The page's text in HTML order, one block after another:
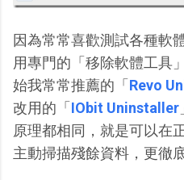
因為常常喜歡測試各種軟
用專門的「移除軟體工具
始我常常推薦的「Revo
改用的「IObit Uninstaller
原理都相同，就是可以在
主動掃描殘餘資料，更徹